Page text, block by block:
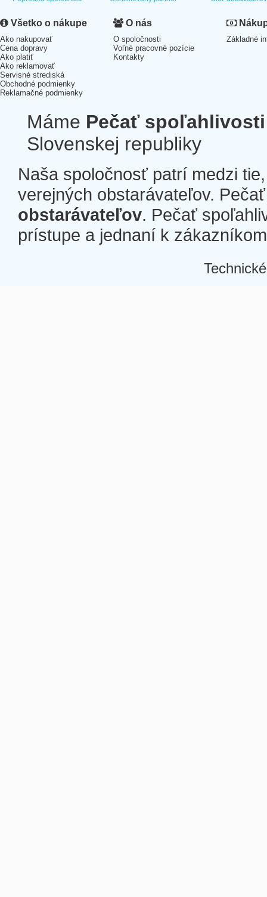
Všetko o nákupe
Ako nakupovať
Cena dopravy
Ako platiť
Ako reklamovať
Servisné strediská
Obchodné podmienky
Reklamačné podmienky
O nás
O spoločnosti
Voľné pracovné pozície
Kontakty
Základné
Máme Pečať spoľahlivosti
Slovenskej republiky
Naša spoločnosť patrí medzi
verejných obstarávateľov.
obstarávateľov. Pečať
prístupe a jednaní k